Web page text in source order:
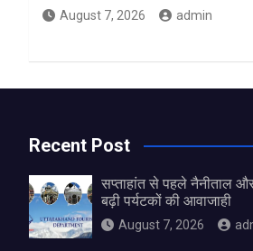
August 7, 2026 admin
Recent Post
सप्ताहांत से पहले नैनीताल
बढ़ी पर्यटकों की आवाजाही
August 7, 2026